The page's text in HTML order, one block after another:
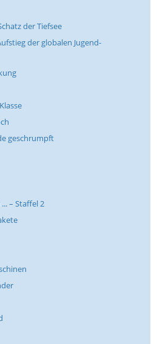
der Tiefsee
der globalen Jugend-
geschrumpft
– Staffel 2